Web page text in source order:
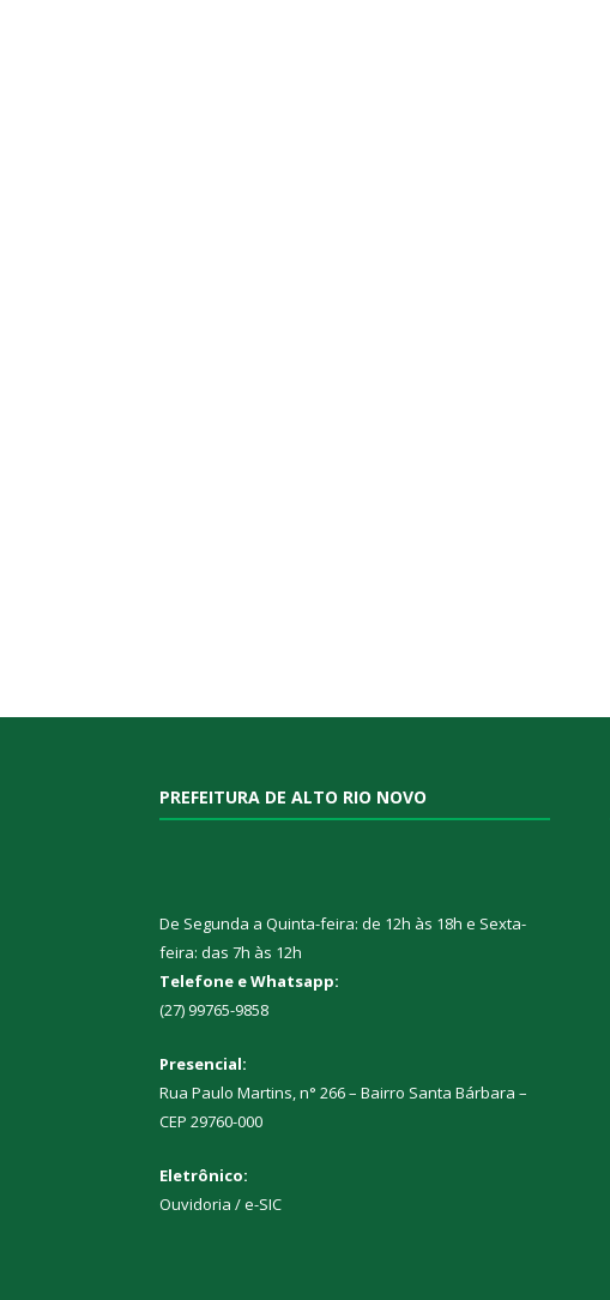
PREFEITURA DE ALTO RIO NOVO
De Segunda a Quinta-feira: de 12h às 18h e Sexta-
feira: das 7h às 12h
Telefone e Whatsapp:
(27) 99765-9858
Presencial:
Rua Paulo Martins, n° 266 – Bairro Santa Bárbara –
CEP 29760-000
Eletrônico:
Ouvidoria /e-SIC